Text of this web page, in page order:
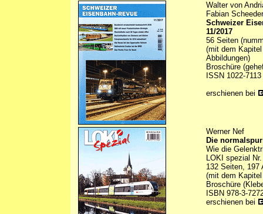
Walter von
Fabian
Schweizer
11/2017
56 Seiten
(mit dem
Abbildungen)
Broschüre
ISSN 1022-7113
erschienen bei
Werner Nef
Die
Wie die
LOKI spezial
132 Seiten, 197
(mit dem
Broschüre
ISBN 978-3-
erschienen bei